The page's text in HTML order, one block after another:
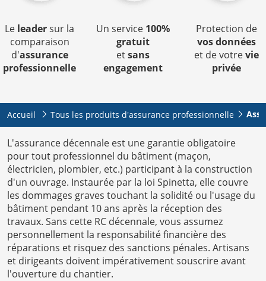
Le leadersur la
comparaison
d'assurance
professionnelle
Un service 100%
gratuit
etsans
engagement
Protection de
vos données
et de votrevie
privée
Accueil Tous les produits d'assurance professionnelle
L'assurance décennale est une garantie obligatoire
pour tout professionnel du bâtiment (maçon,
électricien, plombier, etc.) participant à la construction
d'un ouvrage. Instaurée par la loi Spinetta, elle couvre
les dommages graves touchant la solidité ou l'usage du
bâtiment pendant 10 ans après la réception des
travaux. Sans cette RC décennale, vous assumez
personnellement la responsabilité financière des
réparations et risquez des sanctions pénales. Artisans
et dirigeants doivent impérativement souscrire avant
l'ouverture du chantier.